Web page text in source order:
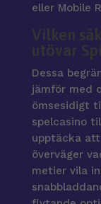
eller Mobile
Vilken
utövar
Dessa
jämför med
ömsesidigt
spelcasino
upptäcka
överväger
metier vila